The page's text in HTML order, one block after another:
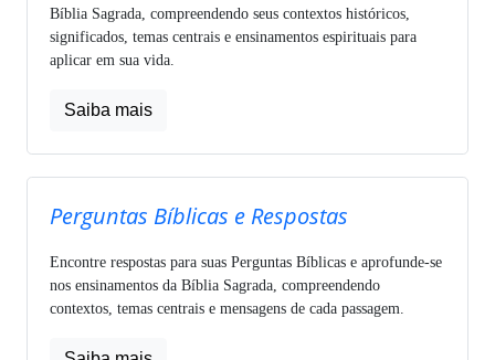
Bíblia Sagrada, compreendendo seus contextos históricos,
significados, temas centrais e ensinamentos espirituais para
aplicar em sua vida.
Saiba mais
Perguntas Bíblicas e Respostas
Encontre respostas para suas Perguntas Bíblicas e aprofunde-se
nos ensinamentos da Bíblia Sagrada, compreendendo
contextos, temas centrais e mensagens de cada passagem.